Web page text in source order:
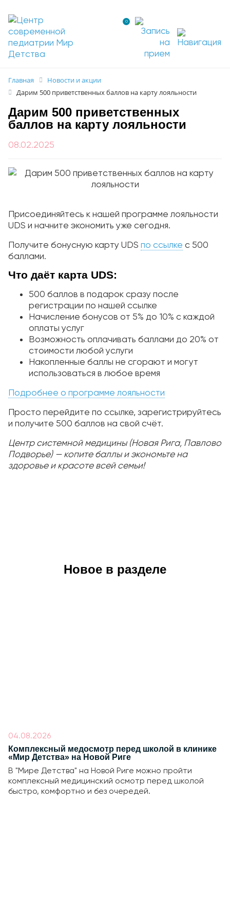
0
Главная
Новости и акции
Дарим 500 приветственных баллов на карту лояльности
Дарим 500 приветственных
баллов на карту лояльности
08.02.2025
Присоединяйтесь к нашей программе лояльности
UDS и начните экономить уже сегодня.
Получите бонусную карту UDS по ссылке с 500
баллами.
Что даёт карта UDS:
500 баллов в подарок сразу после
регистрации по нашей ссылке
Начисление бонусов от 5% до 10% с каждой
оплаты услуг
Возможность оплачивать баллами до 20% от
стоимости любой услуги
Накопленные баллы не сгорают и могут
использоваться в любое время
Подробнее о программе лояльности
Просто перейдите по ссылке, зарегистрируйтесь
и получите 500 баллов на свой счёт.
Центр системной медицины (Новая Рига, Павлово
Подворье) — копите баллы и экономьте на
здоровье и красоте всей семьи!
Новое в разделе
04.08.2026
Комплексный медосмотр перед школой в клинике
«Мир Детства» на Новой Риге
В "Мире Детства" на Новой Риге можно пройти
комплексный медицинский осмотр перед школой
быстро, комфортно и без очередей.